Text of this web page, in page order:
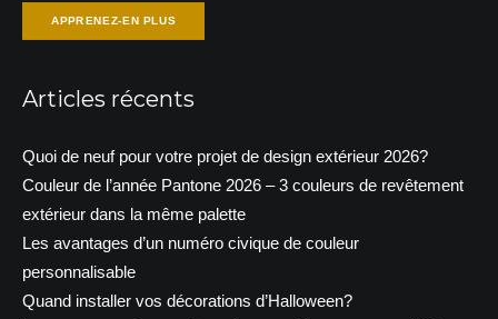
APPRENEZ-EN PLUS
Articles récents
Quoi de neuf pour votre projet de design extérieur 2026?
Couleur de l’année Pantone 2026 – 3 couleurs de revêtement
extérieur dans la même palette
Les avantages d’un numéro civique de couleur
personnalisable
Quand installer vos décorations d’Halloween?